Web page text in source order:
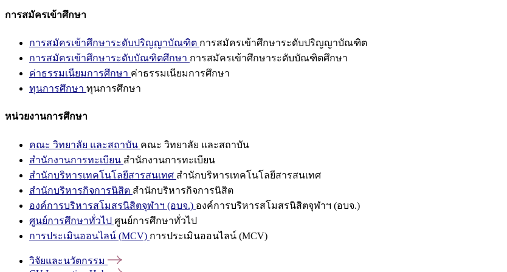
การสมัครเข้าศึกษา
การสมัครเข้าศึกษาระดับปริญญาบัณฑิต การสมัครเข้าศึกษาระดับปริญญาบัณฑิต
การสมัครเข้าศึกษาระดับบัณฑิตศึกษา การสมัครเข้าศึกษาระดับบัณฑิตศึกษา
ค่าธรรมเนียมการศึกษา ค่าธรรมเนียมการศึกษา
ทุนการศึกษา ทุนการศึกษา
หน่วยงานการศึกษา
คณะ วิทยาลัย และสถาบัน คณะ วิทยาลัย และสถาบัน
สำนักงานการทะเบียน สำนักงานการทะเบียน
สำนักบริหารเทคโนโลยีสารสนเทศ สำนักบริหารเทคโนโลยีสารสนเทศ
สำนักบริหารกิจการนิสิต สำนักบริหารกิจการนิสิต
องค์การบริหารสโมสรนิสิตจุฬาฯ (อบจ.) องค์การบริหารสโมสรนิสิตจุฬาฯ (อบจ.)
ศูนย์การศึกษาทั่วไป ศูนย์การศึกษาทั่วไป
การประเมินออนไลน์ (MCV) การประเมินออนไลน์ (MCV)
วิจัยและนวัตกรรม